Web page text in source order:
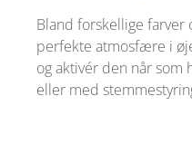
Bland forskellige farver
perfekte atmosfære i
og aktivér den når som
eller med